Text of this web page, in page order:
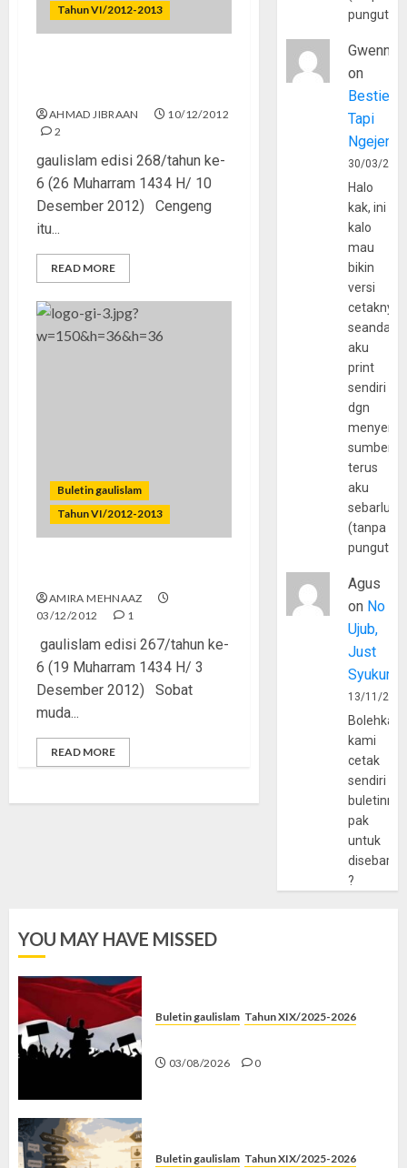
Tahun VI/2012-2013
AHMAD JIBRAAN
10/12/2012
2
gaulislam edisi 268/tahun ke-
6 (26 Muharram 1434 H/ 10
Desember 2012) Cengeng
itu...
READ MORE
Buletin gaulislam
Tahun VI/2012-2013
AMIRA MEHNAAZ
03/12/2012
1
gaulislam edisi 267/tahun ke-
6 (19 Muharram 1434 H/ 3
Desember 2012) Sobat
muda...
READ MORE
Gwenny
on
Bestie
Tapi
30/03/
Halo
kak, ini
kalo
mau
bikin
versi
cetaknya
aku
print
sendiri
dgn
sumber
terus
aku
(tanpa
Agus
on No
Ujub,
Just
Syukur
13/11/
Bolehkah
kami
cetak
sendiri
pak
untuk
?
YOU MAY HAVE MISSED
Buletin gaulislam Tahun XIX/2025-2026
03/08/2026 0
Buletin gaulislam Tahun XIX/2025-2026